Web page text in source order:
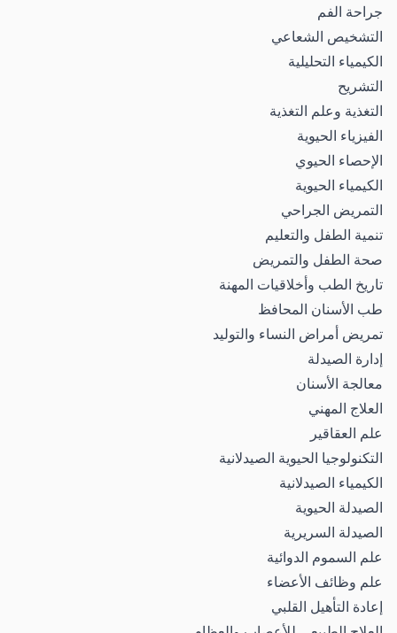
جراحة الفم
التشخيص الشعاعي
الكيمياء التحليلية
التشريح
التغذية وعلم التغذية
الفيزياء الحيوية
الإحصاء الحيوي
الكيمياء الحيوية
التمريض الجراحي
تنمية الطفل والتعليم
صحة الطفل والتمريض
تاريخ الطب وأخلاقيات المهنة
طب الأسنان المحافظ
تمريض أمراض النساء والتوليد
إدارة الصيدلة
معالجة الأسنان
العلاج المهني
علم العقاقير
التكنولوجيا الحيوية الصيدلانية
الكيمياء الصيدلانية
الصيدلة الحيوية
الصيدلة السريرية
علم السموم الدوائية
علم وظائف الأعضاء
إعادة التأهيل القلبي